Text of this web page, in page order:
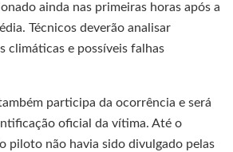
ainda nas primeiras horas após a
Técnicos deverão analisar
climáticas e possíveis falhas
participa da ocorrência e será
oficial da vítima. Até o
piloto não havia sido divulgado pelas